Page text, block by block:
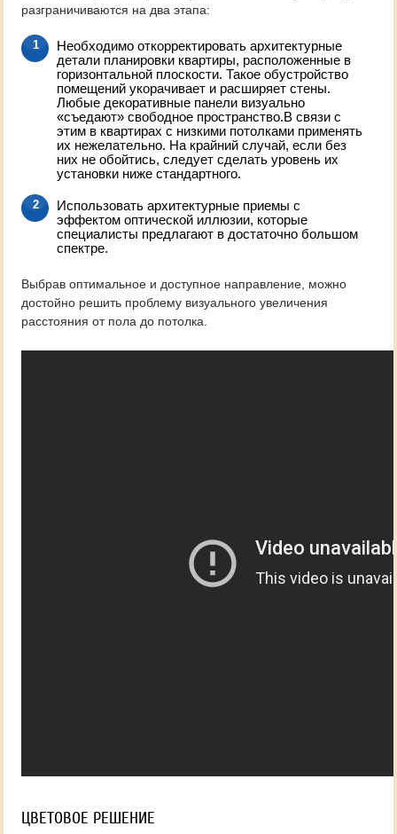
разграничиваются на два этапа:
Необходимо откорректировать архитектурные
детали планировки квартиры, расположенные в
горизонтальной плоскости. Такое обустройство
помещений укорачивает и расширяет стены.
Любые декоративные панели визуально
«съедают» свободное пространство.В связи с
этим в квартирах с низкими потолками применять
их нежелательно. На крайний случай, если без
них не обойтись, следует сделать уровень их
установки ниже стандартного.
Использовать архитектурные приемы с
эффектом оптической иллюзии, которые
специалисты предлагают в достаточно большом
спектре.
Выбрав оптимальное и доступное направление, можно
достойно решить проблему визуального увеличения
расстояния от пола до потолка.
ЦВЕТОВОЕ РЕШЕНИЕ